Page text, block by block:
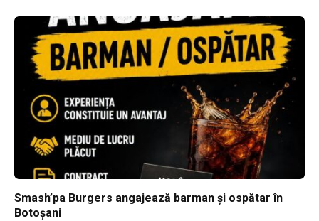
Smash’pa Burgers angajează barman și ospătar în
Botoșani